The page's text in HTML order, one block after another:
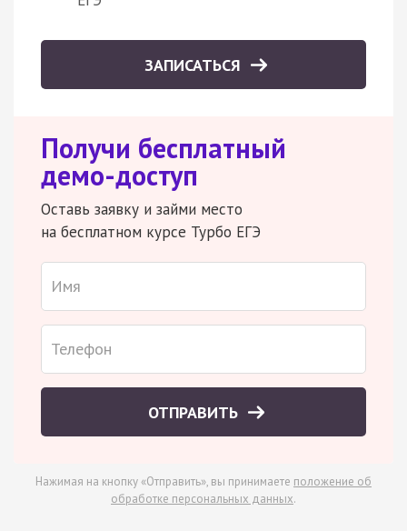
ЗАПИСАТЬСЯ
Получи бесплатный
демо-доступ
Оставь заявку и займи место
на бесплатном курсе Турбо ЕГЭ
ОТПРАВИТЬ
Нажимая на кнопку «Отправить», вы принимаете положение об
обработке персональных данных.